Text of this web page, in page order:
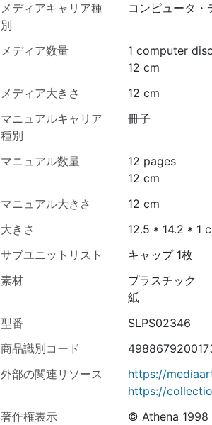
メディアキャリア種
別
コンピュータ・
メディア数量
1 computer disc
12 cm
メディア大きさ
12 cm
マニュアルキャリア
種別
冊子
マニュアル数量
12 pages
12 cm
マニュアル大きさ
12 cm
大きさ
12.5 * 14.2 * 1
サブユニットリスト
キャップ 1枚
素材
プラスチック
紙
型番
SLPS02346
商品識別コード
外部の関連リソース
https://
https://
著作権表示
© Athena 1998